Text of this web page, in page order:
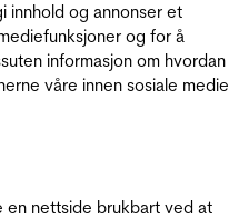
innhold og annonser et
og for å
informasjon om hvordan
våre innen sosiale
en nettside brukbart ved at